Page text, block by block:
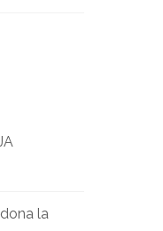
la